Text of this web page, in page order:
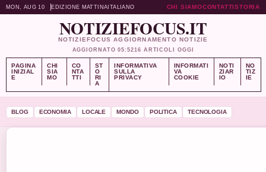
MON, AUG 10 EDIZIONE MATTINA ITALIANO CHI SIAMOCONTATTISTORIA
NOTIZIEFOCUS.IT
NOTIZIEFOCUS AGGIORNAMENTO NOTIZIE
AGGIORNATO 05:5216 ARTICOLI OGGI
PAGINA
INIZIAL
E
CHI
SIA
MO
CO
NTA
TTI
ST
O
RI
A
INFORMATIVA
SULLA
PRIVACY
INFORMATI
VA
COOKIE
NOTI
ZIAR
IO
NO
TIZ
IE
BLOG ECONOMIA LOCALE MONDO POLITICA TECNOLOGIA